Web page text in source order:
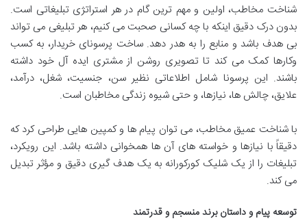
شناخت مخاطب، اولین و مهم ترین گام در هر استراتژی تبلیغاتی است.
بدون درک دقیق اینکه با چه کسانی صحبت می کنیم، هر تبلیغی می تواند
بی هدف باشد و منابع را به هدر دهد. ساخت پرسونای خریدار، به کسب
وکارها کمک می کند تا تصویری روشن از مشتری ایده آل خود داشته
باشند. این پرسونا شامل اطلاعاتی نظیر سن، جنسیت، شغل، درآمد،
علایق، چالش ها، نیازها، و حتی شیوه زندگی مخاطبان است.
با شناخت عمیق مخاطب، می توان پیام ها و کمپین هایی طراحی کرد که
دقیقاً با نیازها و خواسته های آن ها همخوانی داشته باشد. این رویکرد،
تبلیغات را از یک شلیک کورکورانه به یک هدف گیری دقیق و مؤثر تبدیل
می کند.
توسعه پیام و داستان برند منسجم و قدرتمند